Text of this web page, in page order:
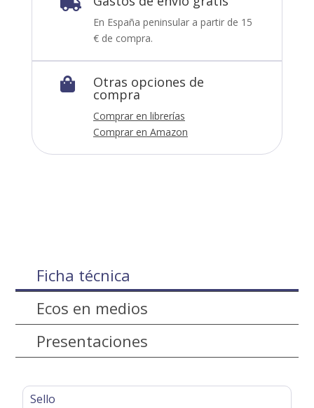
En España peninsular a partir de 15
€ de compra.
 Otras opciones de
compra
Comprar en librerías
Comprar en Amazon
Ficha técnica
Ecos en medios
Presentaciones
Sello